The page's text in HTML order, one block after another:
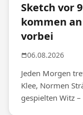
Sketch vor
kommen
vorbei
06.08.2026
Jeden Morgen
Klee, Normen
gespielten Witz